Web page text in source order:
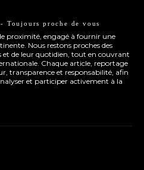
Toujours proche de vous
proximité, engagé à fournir une
Nous restons proches des
et de leur quotidien, tout en couvrant
Chaque article, reportage
transparence et responsabilité, afin
et participer activement à la